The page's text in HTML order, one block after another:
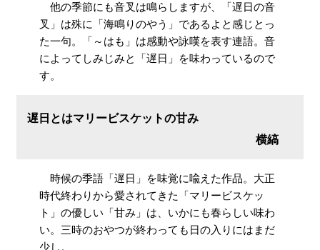
他の季節にも音叉は鳴らしますが、「遅日の音
叉」は殊に「海鳴りのやう」であるよと感じとっ
た一句。「～はも」は感動や詠嘆を表す連語。音
によってしみじみと「遅日」を味わっているので
す。
遅日とはマリービスケットの甘み
横縞
時候の季語「遅日」を味覚に喩えた作品。大正
時代終わりから愛されてきた「マリービスケッ
ト」の優しい「甘み」は、いかにも春らしい味わ
い。三時のおやつが終わっても日の入りにはまだ
少し。